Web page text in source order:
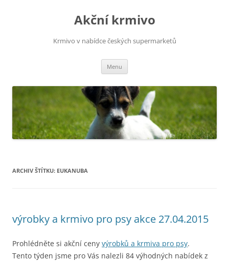
Akční krmivo
Krmivo v nabídce českých supermarketů
Menu
ARCHIV ŠTÍTKU: EUKANUBA
výrobky a krmivo pro psy akce 27.04.2015
Prohlédněte si akční ceny výrobků a krmiva pro psy.
Tento týden jsme pro Vás nalezli 84 výhodných nabídek z